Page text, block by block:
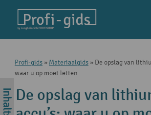
Profi-gids » Materiaalgids » De opslag van
waar u op moet letten
De opslag van